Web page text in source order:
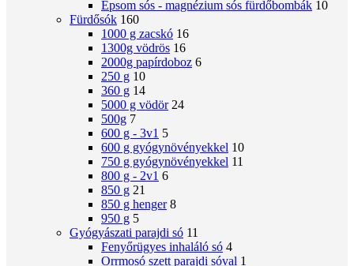
Epsom sós - magnézium sós fürdőbombák 10
Fürdősók 160
1000 g zacskó 16
1300g vödrös 16
2000g papírdoboz 6
250 g 10
360 g 14
5000 g vödör 24
500g 7
600 g - 3v1 5
600 g gyógynövényekkel 10
750 g gyógynövényekkel 11
800 g - 2v1 6
850 g 21
850 g henger 8
950 g 5
Gyógyászati ​​parajdi só 11
Fenyőrügyes inhaláló só 4
Orrmosó szett parajdi sóval 1